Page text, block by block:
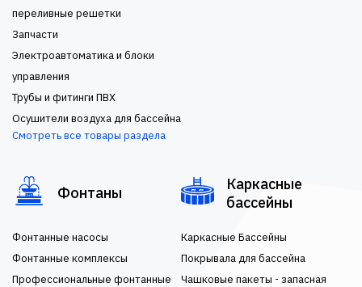
переливные решетки
Запчасти
Электроавтоматика и блоки
управления
Трубы и фитинги ПВХ
Осушители воздуха для бассейна
Смотреть все товары раздела
Фонтаны
Фонтанные насосы
Фонтанные комплексы
Профессиональные фонтанные
Каркасные
бассейны
Каркасные Бассейны
Покрывала для бассейна
Чашковые пакеты - запасная